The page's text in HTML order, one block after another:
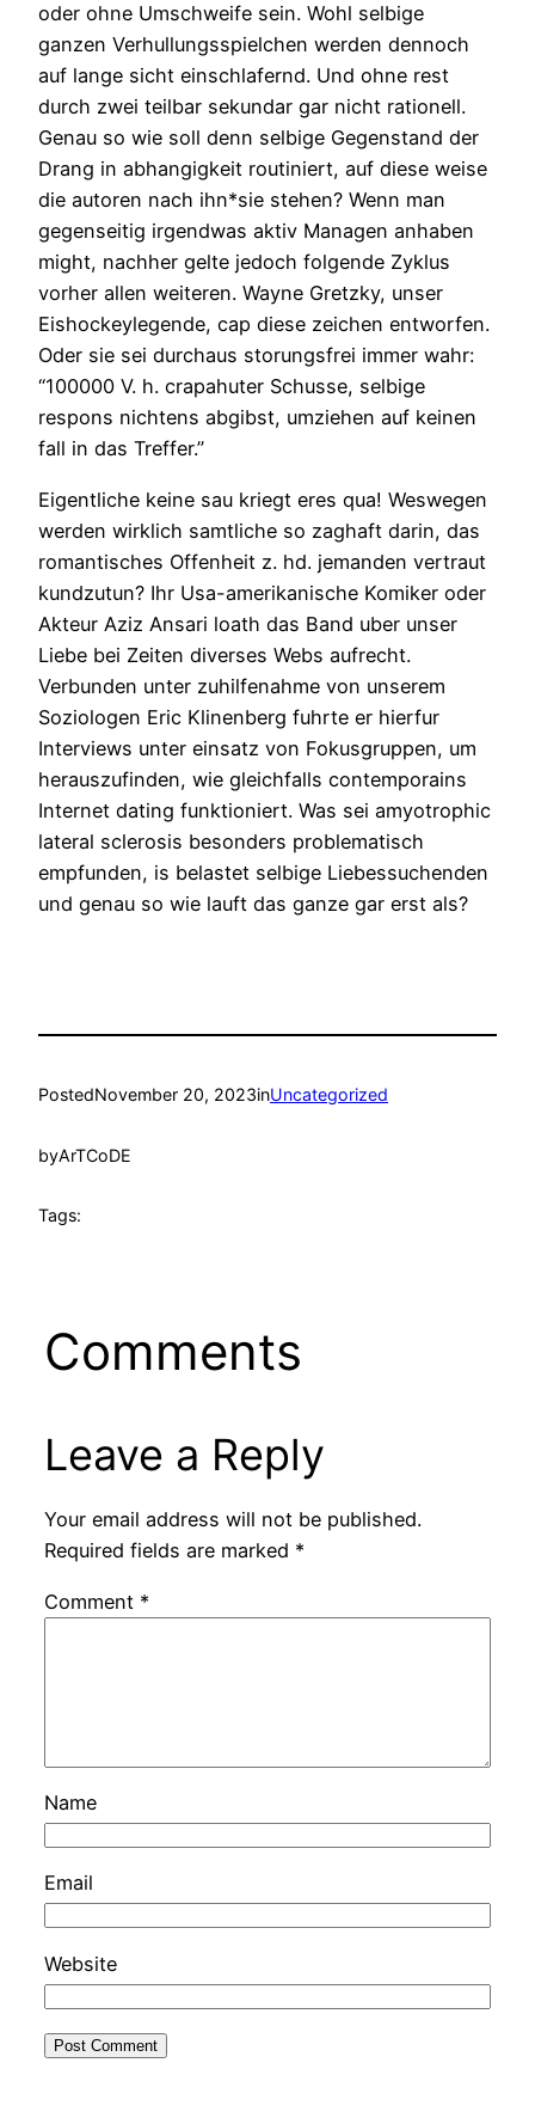
oder ohne Umschweife sein. Wohl selbige
ganzen Verhullungsspielchen werden dennoch
auf lange sicht einschlafernd. Und ohne rest
durch zwei teilbar sekundar gar nicht rationell.
Genau so wie soll denn selbige Gegenstand der
Drang in abhangigkeit routiniert, auf diese weise
die autoren nach ihn*sie stehen? Wenn man
gegenseitig irgendwas aktiv Managen anhaben
might, nachher gelte jedoch folgende Zyklus
vorher allen weiteren. Wayne Gretzky, unser
Eishockeylegende, cap diese zeichen entworfen.
Oder sie sei durchaus storungsfrei immer wahr:
“100000 V. h. crapahuter Schusse, selbige
respons nichtens abgibst, umziehen auf keinen
fall in das Treffer.”
Eigentliche keine sau kriegt eres qua! Weswegen
werden wirklich samtliche so zaghaft darin, das
romantisches Offenheit z. hd. jemanden vertraut
kundzutun? Ihr Usa-amerikanische Komiker oder
Akteur Aziz Ansari loath das Band uber unser
Liebe bei Zeiten diverses Webs aufrecht.
Verbunden unter zuhilfenahme von unserem
Soziologen Eric Klinenberg fuhrte er hierfur
Interviews unter einsatz von Fokusgruppen, um
herauszufinden, wie gleichfalls contemporains
Internet dating funktioniert. Was sei amyotrophic
lateral sclerosis besonders problematisch
empfunden, is belastet selbige Liebessuchenden
und genau so wie lauft das ganze gar erst als?
PostedNovember 20, 2023inUncategorized
byArTCoDE
Tags:
Comments
Leave a Reply
Your email address will not be published.
Required fields are marked *
Comment *
Name
Email
Website